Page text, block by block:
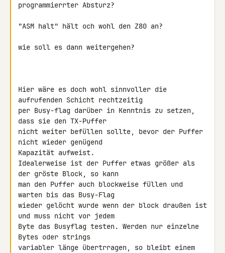
programmierrter Absturz?
"ASM halt" hält och wohl den Z80 an?
wie soll es dann weitergehen?
Hier wäre es doch wohl sinnvoller die
aufrufenden Schicht rechtzeitig
per Busy-flag darüber in Kenntnis zu setzen,
dass sie den TX-Puffer
nicht weiter befüllen sollte, bevor der Puffer
nicht wieder genügend
Kapazität aufweist.
Idealerweise ist der Puffer etwas größer als
der gröste Block, so kann
man den Puffer auch blockweise füllen und
warten bis das Busy-Flag
wieder gelöcht wurde wenn der block draußen ist
und muss nicht vor jedem
Byte das Busyflag testen. Werden nur einzelne
Bytes oder strings
variabler länge übertrragen, so bleibt einem